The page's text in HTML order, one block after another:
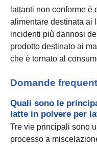
lattanti non conforme è
alimentare destinata ai
incidenti più dannosi
prodotto destinato ai
che è tornato al
Domande
Quali sono le
latte in polvere per
Tre vie principali sono
processo a